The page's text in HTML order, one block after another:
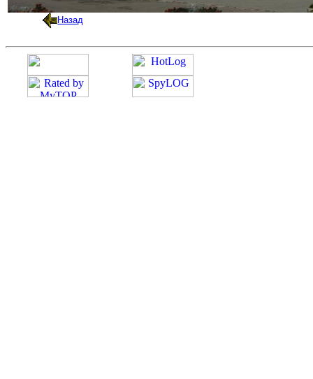
Назад